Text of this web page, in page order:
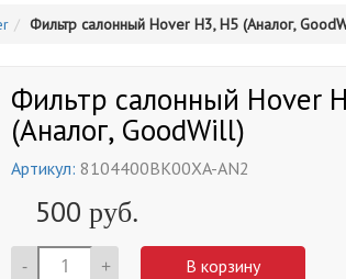
Фильтр салонный Hover H3, H5 (Аналог,
Фильтр салонный Hover
(Аналог, GoodWill)
Артикул: 8104400BK00XA-AN2
500 руб.
- + В корзину